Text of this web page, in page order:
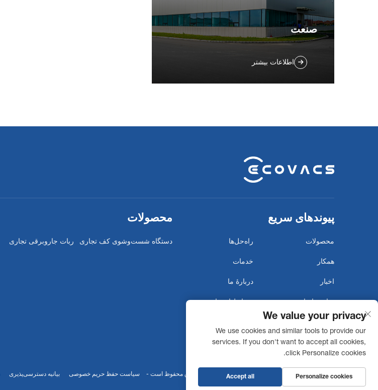
صنعت
نظافت صنعتی دشوار در انبارها و کارخانه‌ها.
اطلاعات بیشتر
پیوندهای سریع
محصولات راه‌حل‌ها
همکار خدمات
اخبار دربارهٔ ما
تماس با ما شرایط استفاده
سیاست حریم خصوصی
بیانیه دسترسی‌پذیری
محصولات
دستگاه شست‌وشوی کف تجاری ربات جاروبرقی تجاری
کپی‌رایت © 2026 شرکت رباتیک تجاری اکوواکس. کلیه حقوق محفوظ است - سیاست حفظ حریم خصوصی بیانیه دسترسی‌پذیری
We value your privacy
We use cookies and similar tools to provide our
services. If you don't want to accept all cookies,
click Personalize cookies.
Personalize cookies
Accept all